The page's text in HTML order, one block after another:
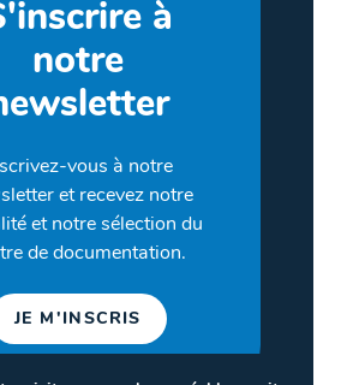
à
notre
vous à notre
et recevez notre
et notre sélection du
de documentation.
JE M'INSCRIS